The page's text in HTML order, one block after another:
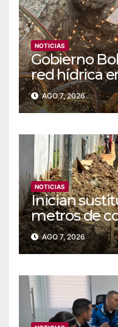
NOTICIAS
Gobierno
red hídrica
Majada
AGO 7, 2026
NOTICIAS
Inician
metros de
servidas en
AGO 7, 2026